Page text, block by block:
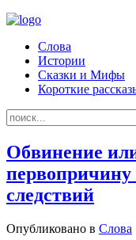
Слова
Истории
Сказки и Мифы
Короткие
Обвинение
первопричину
следствий
Опубликовано в Слова